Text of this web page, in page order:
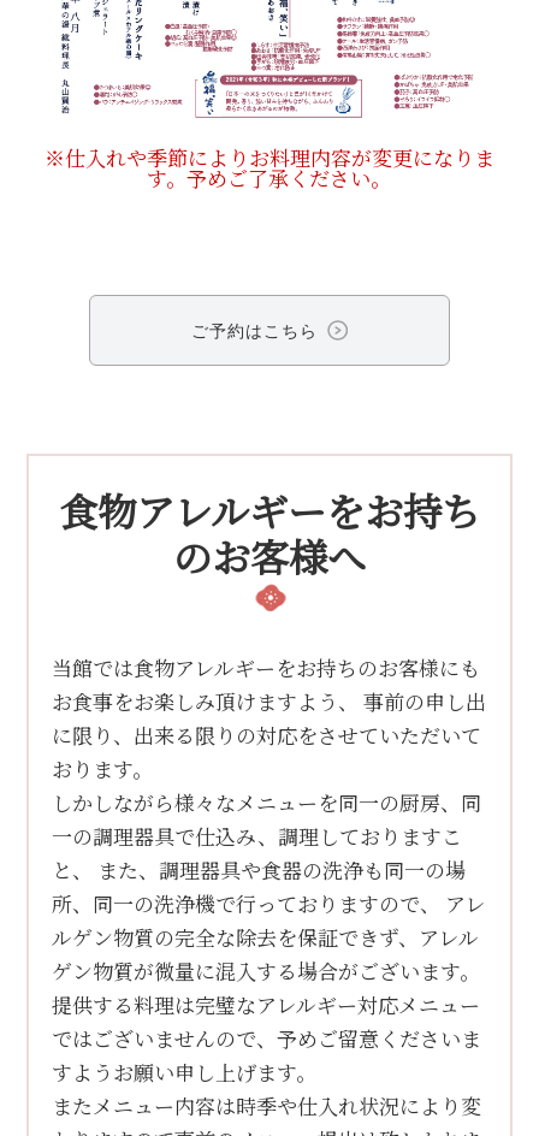
※仕入れや季節によりお料理内容が変更になりま
す。予めご了承ください。
ご予約はこちら
食物アレルギーをお持ち
のお客様へ
当館では食物アレルギーをお持ちのお客様にも
お食事をお楽しみ頂けますよう、 事前の申し出
に限り、出来る限りの対応をさせていただいて
おります。
しかしながら様々なメニューを同一の厨房、同
一の調理器具で仕込み、調理しておりますこ
と、 また、調理器具や食器の洗浄も同一の場
所、同一の洗浄機で行っておりますので、 アレ
ルゲン物質の完全な除去を保証できず、アレル
ゲン物質が微量に混入する場合がございます。
提供する料理は完璧なアレルギー対応メニュー
ではございませんので、予めご留意くださいま
すようお願い申し上げます。
またメニュー内容は時季や仕入れ状況により変